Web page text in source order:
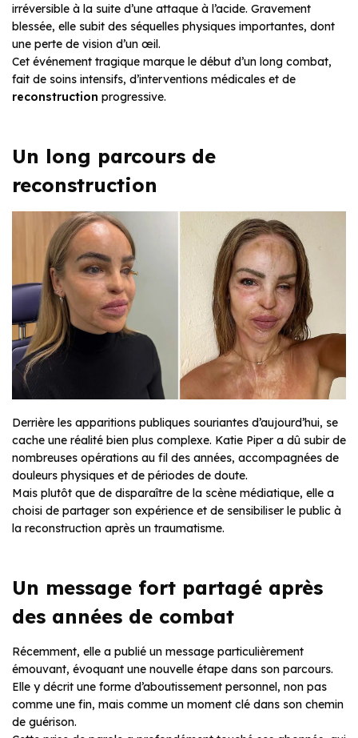
irréversible à la suite d’une attaque à l’acide. Gravement
blessée, elle subit des séquelles physiques importantes, dont
une perte de vision d’un œil.
Cet événement tragique marque le début d’un long combat,
fait de soins intensifs, d’interventions médicales et de
reconstruction progressive.
Un long parcours de
reconstruction
Derrière les apparitions publiques souriantes d’aujourd’hui, se
cache une réalité bien plus complexe. Katie Piper a dû subir de
nombreuses opérations au fil des années, accompagnées de
douleurs physiques et de périodes de doute.
Mais plutôt que de disparaître de la scène médiatique, elle a
choisi de partager son expérience et de sensibiliser le public à
la reconstruction après un traumatisme.
Un message fort partagé après
des années de combat
Récemment, elle a publié un message particulièrement
émouvant, évoquant une nouvelle étape dans son parcours.
Elle y décrit une forme d’aboutissement personnel, non pas
comme une fin, mais comme un moment clé dans son chemin
de guérison.